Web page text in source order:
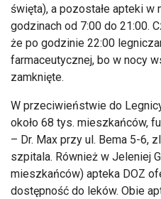
święta), a pozostałe apteki w
godzinach od 7:00 do 21:00.
że po godzinie 22:00
farmaceutycznej, bo w nocy
zamknięte.
W przeciwieństwie do
około 68 tys. mieszkańców,
– Dr. Max przy ul. Bema 5-6,
szpitala. Również w Jeleniej
mieszkańców) apteka DOZ
dostępność do leków. Obie